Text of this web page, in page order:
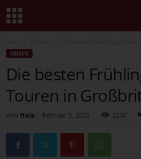
REISEN
Die besten
Touren in
Von fiala - Februar 3, 2025 2250